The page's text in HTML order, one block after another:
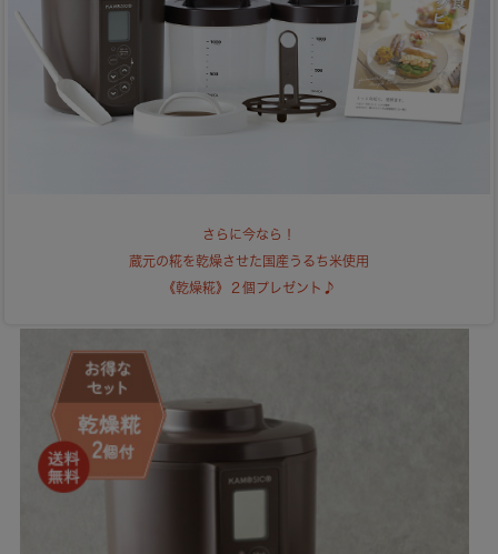
さらに今なら！
蔵元の糀を乾燥させた国産うるち米使用
《乾燥糀》２個プレゼント♪